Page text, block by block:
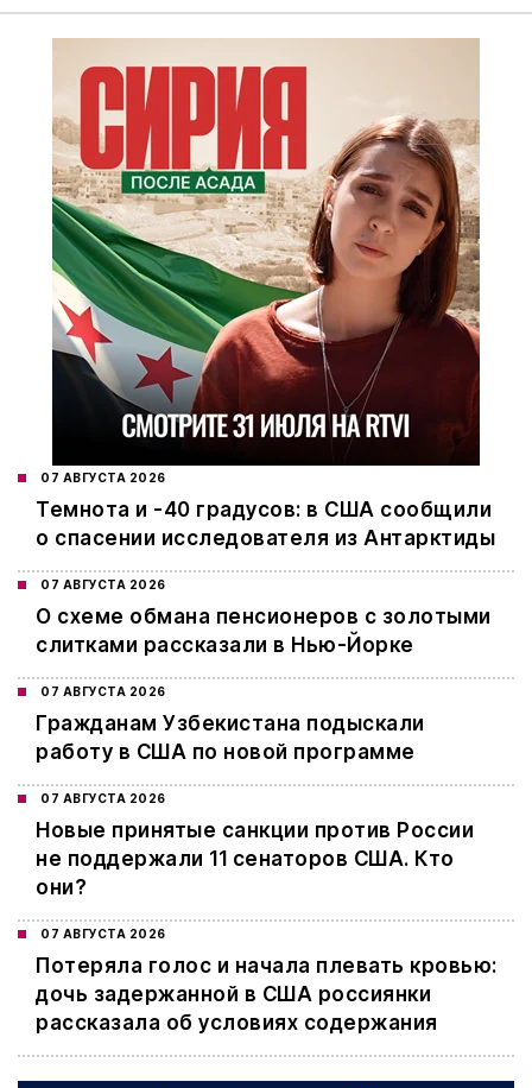
07 АВГУСТА 2026
Темнота и -40 градусов: в США сообщили
о спасении исследователя из Антарктиды
07 АВГУСТА 2026
О схеме обмана пенсионеров с золотыми
слитками рассказали в Нью-Йорке
07 АВГУСТА 2026
Гражданам Узбекистана подыскали
работу в США по новой программе
07 АВГУСТА 2026
Новые принятые санкции против России
не поддержали 11 сенаторов США. Кто
они?
07 АВГУСТА 2026
Потеряла голос и начала плевать кровью:
дочь задержанной в США россиянки
рассказала об условиях содержания